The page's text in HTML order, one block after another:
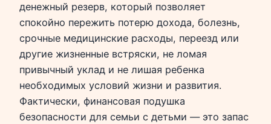
денежный резерв, который позволяет
спокойно пережить потерю дохода, болезнь,
срочные медицинские расходы, переезд или
другие жизненные встряски, не ломая
привычный уклад и не лишая ребенка
необходимых условий жизни и развития.
Фактически, финансовая подушка
безопасности для семьи с детьми — это запас